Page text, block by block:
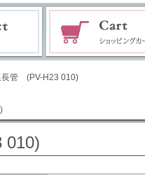
長管 (PV-H23 010)
010)